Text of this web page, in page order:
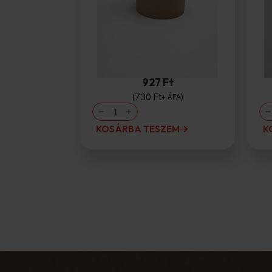
927 Ft
730 Ft+ ÁFA
Barna
(kreppelt)
papír
KOSÁRBA TESZEM